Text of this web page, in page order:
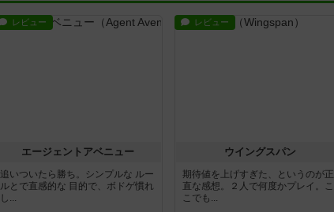
レビュー
エージェントアベニュー
追いついたら勝ち。シンプルな ルー
ルとで直感的な 目的で、ボドゲ慣れ
し...
レビュー
ウイングスパン
期待値を上げすぎた、というのが正
直な感想。２人で何度かプレイ。こ
こでも...